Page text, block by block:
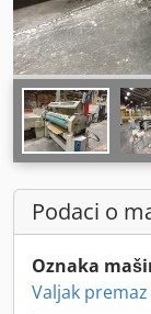
Podaci o
Oznaka
Valjak